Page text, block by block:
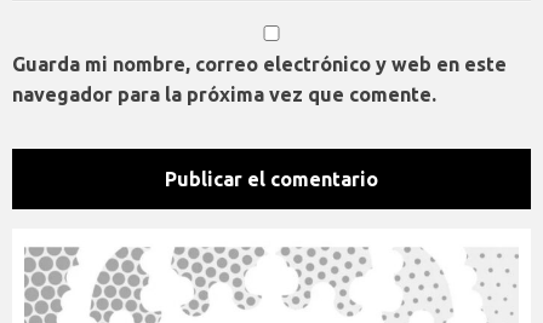
Guarda mi nombre, correo electrónico y web en este
navegador para la próxima vez que comente.